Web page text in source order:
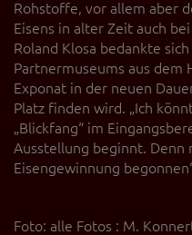
Rohstoffe, vor allem aber
Eisens in alter Zeit auch
Roland Klosa bedankte
Partnermuseums aus dem
Exponat in der neuen
Platz finden wird. „Ich
„Blickfang“ im
Ausstellung beginnt. Denn
Eisengewinnung
Foto: alle Fotos : M.